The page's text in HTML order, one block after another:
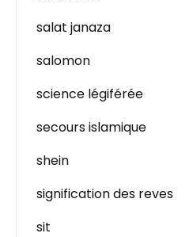
salat janaza
salomon
science légiférée
secours islamique
shein
signification des reves
sit